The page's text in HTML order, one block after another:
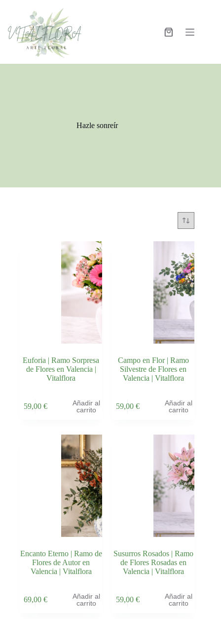
Hazle sonreír
Euforia | Ramo Sorpresa
de Flores en Valencia |
Vitalflora
59,00 €
Añadir al
carrito
Campo en Flor | Ramo
Silvestre de Flores en
Valencia | Vitalflora
59,00 €
Añadir al
carrito
Encanto Eterno | Ramo de
Flores de Autor en
Valencia | Vitalflora
69,00 €
Añadir al
carrito
Susurros Rosados | Ramo
de Flores Rosadas en
Valencia | Vitalflora
59,00 €
Añadir al
carrito